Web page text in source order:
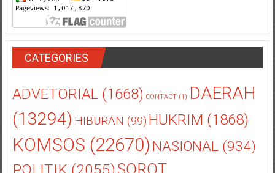
CATEGORIES
ADVETORIAL (1668)
(13294)
HIBURAN (99) (1868)
KOMSOS (22670)NASIONAL (934)